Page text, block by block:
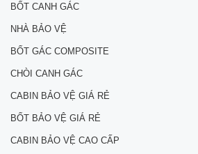
BỐT CANH GÁC
NHÀ BẢO VỆ
BỐT GÁC COMPOSITE
CHÒI CANH GÁC
CABIN BẢO VỆ GIÁ RẺ
BỐT BẢO VỆ GIÁ RẺ
CABIN BẢO VỆ CAO CẤP